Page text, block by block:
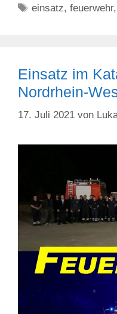
Schlagwörter
einsatz,feuerwehr,
Einsatz im
Nordrhein-
17. Juli 2021 von